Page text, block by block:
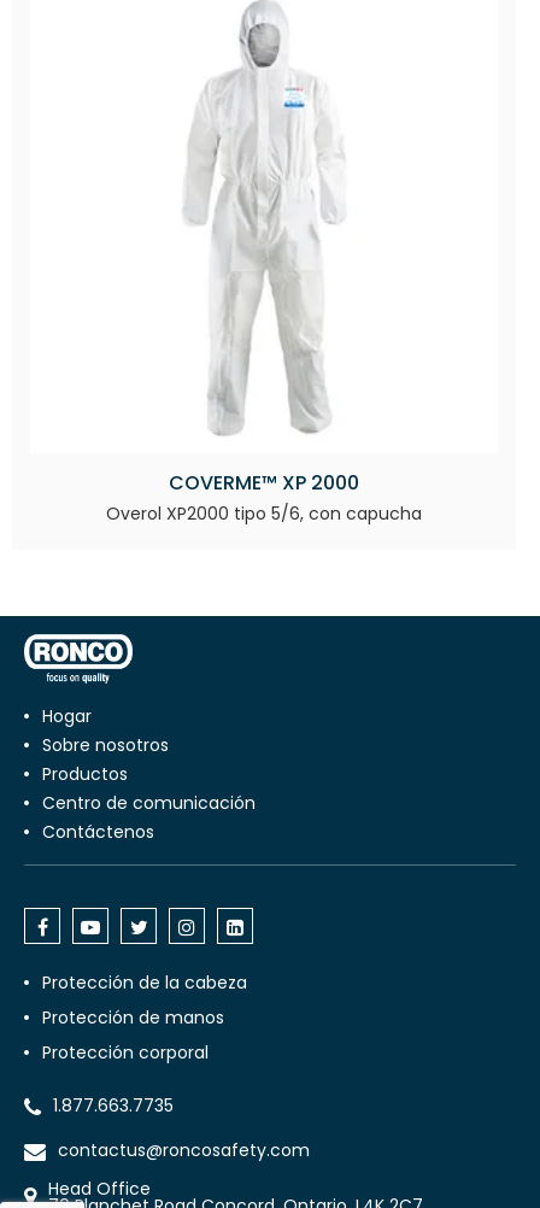
COVERME™ XP 2000
Overol XP2000 tipo 5/6, con capucha
Hogar
Sobre nosotros
productos
centro de comunicación
Contáctenos
Protección de la cabeza
Protección de manos
Protección corporal
1.877.663.7735
contactus@roncosafety.com
Head Office